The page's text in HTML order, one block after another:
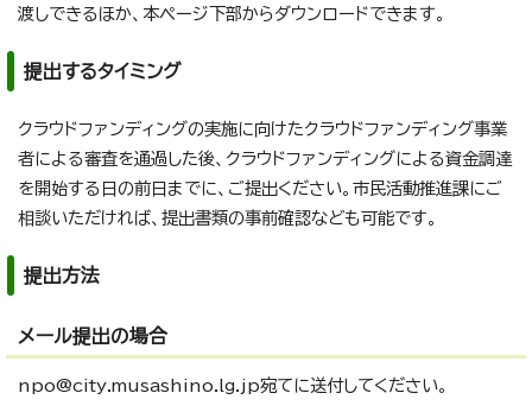
渡しできるほか、本ページ下部からダウンロードできます。
提出するタイミング
クラウドファンディングの実施に向けたクラウドファンディング事業
者による審査を通過した後、クラウドファンディングによる資金調達
を開始する日の前日までに、ご提出ください。市民活動推進課にご
相談いただければ、提出書類の事前確認なども可能です。
提出方法
メール提出の場合
npo@city.musashino.lg.jp宛てに送付してください。